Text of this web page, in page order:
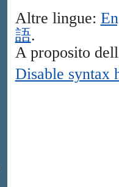
Altre lingue:
語.
A proposito
Disable syntax